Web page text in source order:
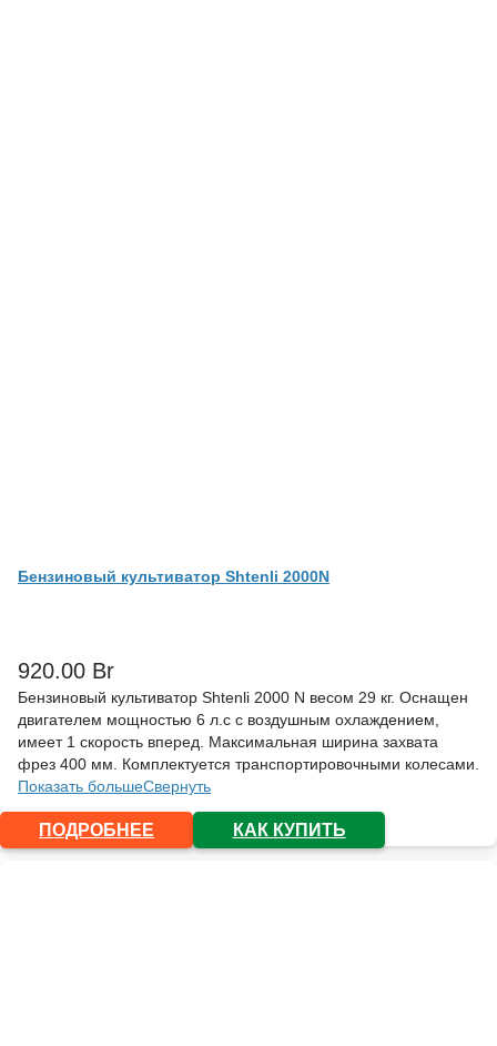
Бензиновый культиватор Shtenli 2000N
920.00 Br
Бензиновый культиватор Shtenli 2000 N весом 29 кг. Оснащен
двигателем мощностью 6 л.с с воздушным охлаждением,
имеет 1 скорость вперед. Максимальная ширина захвата
фрез 400 мм. Комплектуется транспортировочными колесами.
Показать большеСвернуть
ПОДРОБНЕЕ КАК КУПИТЬ